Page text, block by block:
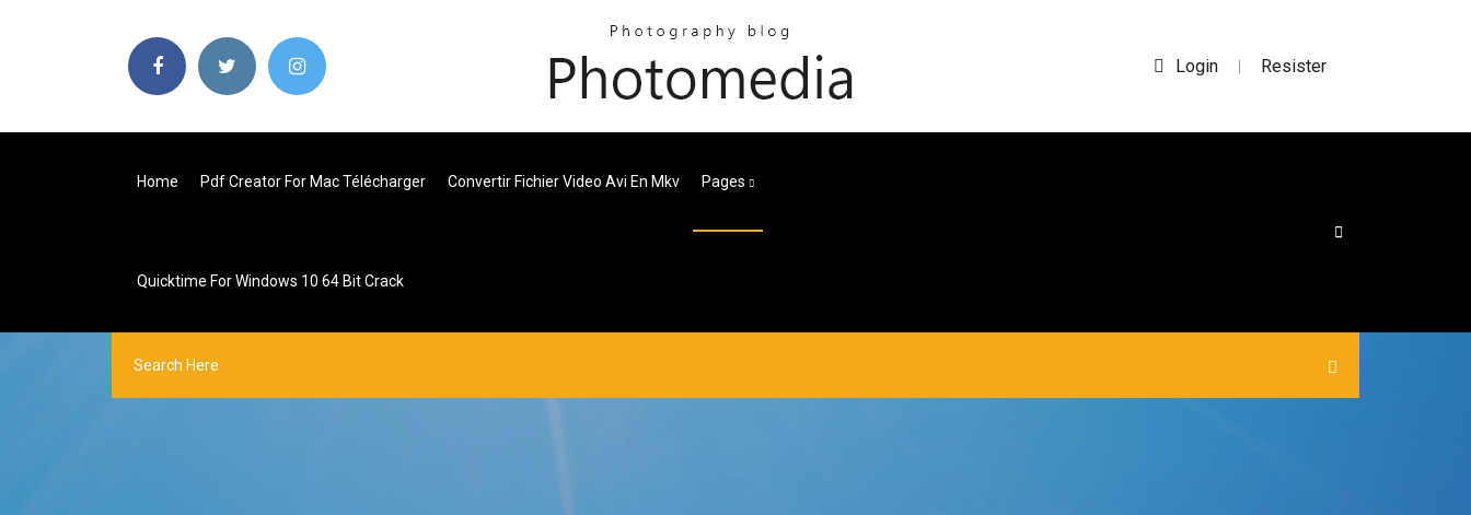
Login | Resister
Home Pdf Creator For Mac Télécharger Convertir Fichier Video Avi En Mkv Pages
Quicktime For Windows 10 64 Bit Crack